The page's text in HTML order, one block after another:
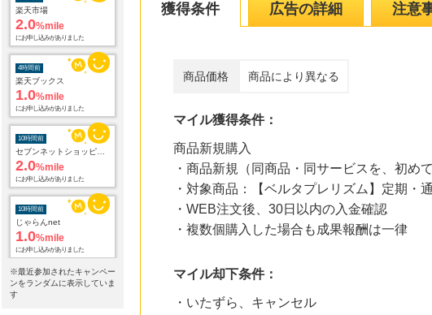
楽天市場
2.0%mile
にお申し込みがありました
4時間前
楽天ブックス
1.0%mile
にお申し込みがありました
10時間前
2.0%mile
にお申し込みがありました
10時間前
じゃらんnet
1.0%mile
にお申し込みがありました
10時間前
Yahoo!ショッピング
※最近参加されたキャンペー
ンをランダムに表示していま
す
獲得条件 広告の詳細 注意
商品価格 商品により異なる
マイル獲得条件：
商品新規購入
・商品新規（同商品・同サービスを、初め
・対象商品：【ベルタプレリズム】定期・
・WEB注文後、30日以内の入金確認
・複数個購入した場合も成果報酬は一律
マイル却下条件：
・いたずら、キャンセル